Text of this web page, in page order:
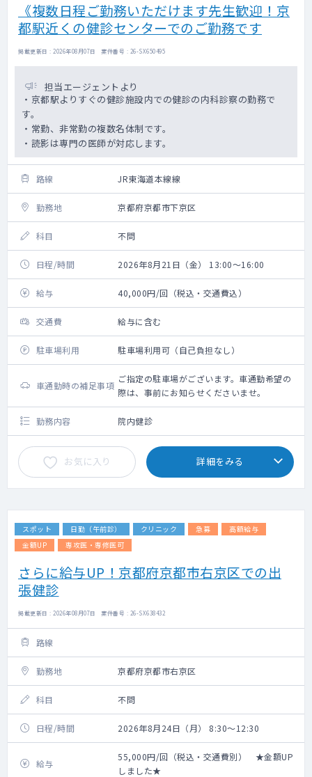
《複数日程ご勤務いただけます先生歓迎！京
都駅近くの健診センターでのご勤務です
掲載更新日 : 2026年08月07日 案件番号 : 26-SX650495
担当エージェントより
・京都駅よりすぐの健診施設内での健診の内科診察の勤務で
す。
・常勤、非常勤の複数名体制です。
・読影は専門の医師が対応します。
路線 JR東海道本線線
勤務地 京都府京都市下京区
科目 不問
日程/時間 2026年8月21日（金） 13:00～16:00
給与 40,000円/回（税込・交通費込）
交通費 給与に含む
駐車場利用 駐車場利用可（自己負担なし）
車通勤時の補足事項
ご指定の駐車場がございます。車通勤希望の
際は、事前にお知らせくださいませ。
勤務内容 院内健診
お気に入り 詳細をみる
スポット 日勤（午前診） クリニック 急募
高額給与
金額UP
専攻医・専修医可
さらに給与UP！京都府京都市右京区での出
張健診
掲載更新日 : 2026年08月07日 案件番号 : 26-SX638432
路線
勤務地 京都府京都市右京区
科目 不問
日程/時間 2026年8月24日（月） 8:30～12:30
給与
55,000円/回（税込・交通費別） ★金額UP
しました★